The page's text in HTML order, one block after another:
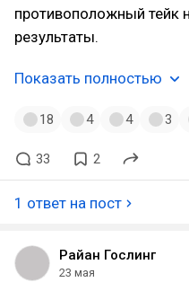
противоположный тейк
результаты.
Показать полностью
18 4 4 3
33 2
1 ответ на пост
Райан Гослинг
23 мая